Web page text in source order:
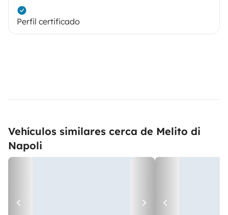
Perfil certificado
Vehículos similares cerca de Melito di
Napoli